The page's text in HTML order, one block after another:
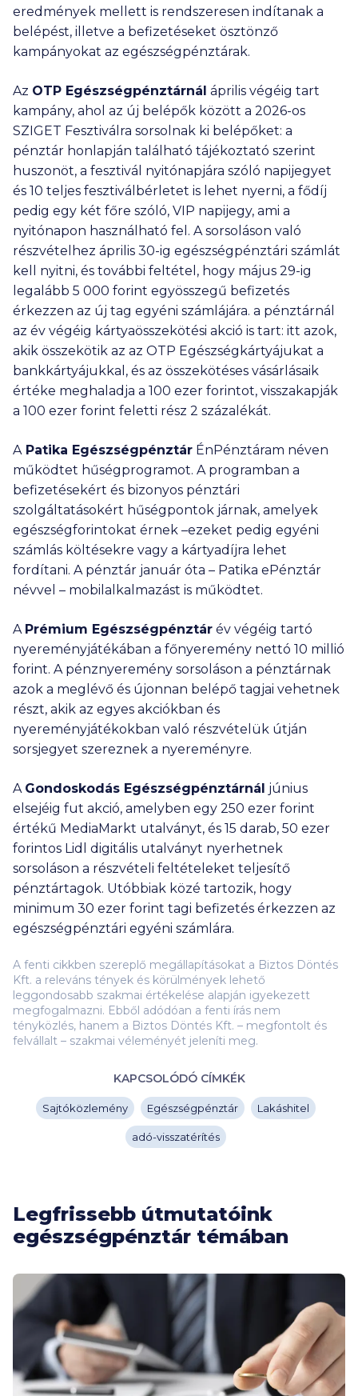
eredmények mellett is rendszeresen indítanak a
belépést, illetve a befizetéseket ösztönző
kampányokat az egészségpénztárak.
Az OTP Egészségpénztárnál április végéig tart
kampány, ahol az új belépők között a 2026-os
SZIGET Fesztiválra sorsolnak ki belépőket: a
pénztár honlapján található tájékoztató szerint
huszonöt, a fesztivál nyitónapjára szóló napijegyet
és 10 teljes fesztiválbérletet is lehet nyerni, a fődíj
pedig egy két főre szóló, VIP napijegy, ami a
nyitónapon használható fel. A sorsoláson való
részvételhez április 30-ig egészségpénztári számlát
kell nyitni, és további feltétel, hogy május 29-ig
legalább 5 000 forint egyösszegű befizetés
érkezzen az új tag egyéni számlájára. a pénztárnál
az év végéig kártyaösszekötési akció is tart: itt azok,
akik összekötik az az OTP Egészségkártyájukat a
bankkártyájukkal, és az összekötéses vásárlásaik
értéke meghaladja a 100 ezer forintot, visszakapják
a 100 ezer forint feletti rész 2 százalékát.
A Patika Egészségpénztár ÉnPénztáram néven
működtet hűségprogramot. A programban a
befizetésekért és bizonyos pénztári
szolgáltatásokért hűségpontok járnak, amelyek
egészségforintokat érnek –ezeket pedig egyéni
számlás költésekre vagy a kártyadíjra lehet
fordítani. A pénztár január óta – Patika ePénztár
névvel – mobilalkalmazást is működtet.
A Prémium Egészségpénztár év végéig tartó
nyereményjátékában a főnyeremény nettó 10 millió
forint. A pénznyeremény sorsoláson a pénztárnak
azok a meglévő és újonnan belépő tagjai vehetnek
részt, akik az egyes akciókban és
nyereményjátékokban való részvételük útján
sorsjegyet szereznek a nyereményre.
A Gondoskodás Egészségpénztárnál június
elsejéig fut akció, amelyben egy 250 ezer forint
értékű MediaMarkt utalványt, és 15 darab, 50 ezer
forintos Lidl digitális utalványt nyerhetnek
sorsoláson a részvételi feltételeket teljesítő
pénztártagok. Utóbbiak közé tartozik, hogy
minimum 30 ezer forint tagi befizetés érkezzen az
egészségpénztári egyéni számlára.
A fenti cikkben szereplő megállapításokat a Biztos Döntés
Kft. a releváns tények és körülmények lehető
leggondosabb szakmai értékelése alapján igyekezett
megfogalmazni. Ebből adódóan a fenti írás nem
tényközlés, hanem a Biztos Döntés Kft. – megfontolt és
felvállalt – szakmai véleményét jeleníti meg.
KAPCSOLÓDÓ CÍMKÉK
Sajtóközlemény Egészségpénztár Lakáshitel
adó-visszatérítés
Legfrissebb útmutatóink
egészségpénztár témában